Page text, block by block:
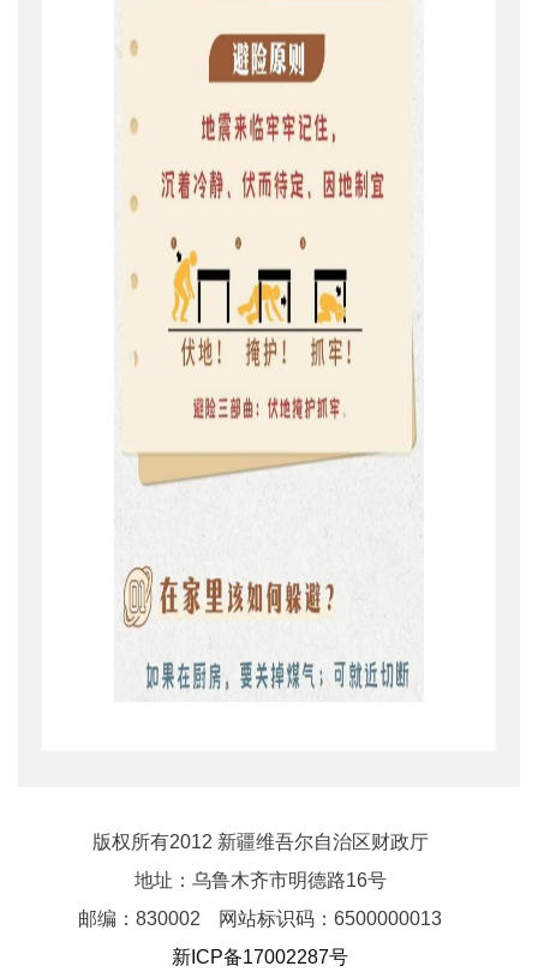
版权所有2012 新疆维吾尔自治区财政厅
地址：乌鲁木齐市明德路16号
邮编：830002
网站标识码：6500000013
新ICP备17002287号